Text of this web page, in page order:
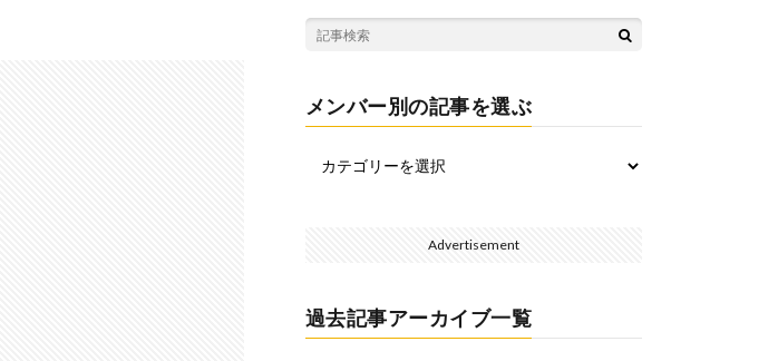
メンバー別の記事を選ぶ
Advertisement
過去記事アーカイブ一覧